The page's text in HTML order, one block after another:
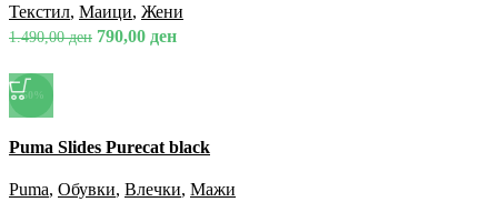
Текстил, Маици, Жени
1.490,00ден 790,00 ден
-50%
Брз преглед
Puma Slides Purecat black
Puma, Обувки, Влечки, Мажи